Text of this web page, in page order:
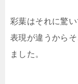
彩葉はそれに驚
表現が違うから
ました。